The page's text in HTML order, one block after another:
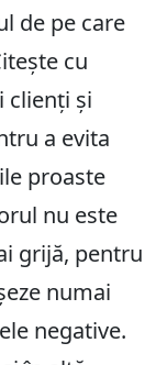
de pe care
cu
clienți și
a evita
proaste
nu este
grijă, pentru
numai
negative.